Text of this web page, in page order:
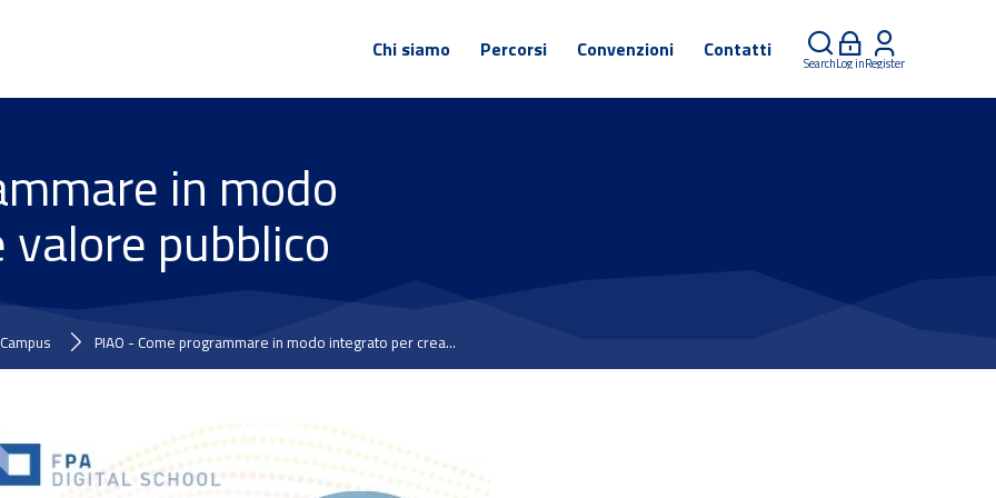
Chi siamo
Percorsi Convenzioni Contatti
SearchLog inRegister
in modo
pubblico
Campus PIAO - Come programmare in modo integrato per crea...